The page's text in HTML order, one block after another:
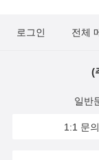
로그인 전체
(
일반
1:1 문의